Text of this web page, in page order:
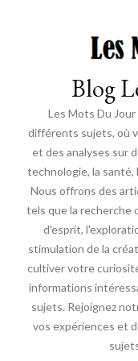
Blog
Les Mots Du
différents sujets, où
et des analyses sur
technologie, la
Nous offrons des
tels que la recherche
d'esprit,
stimulation de la
cultiver votre
informations
sujets. Rejoignez
vos expériences et